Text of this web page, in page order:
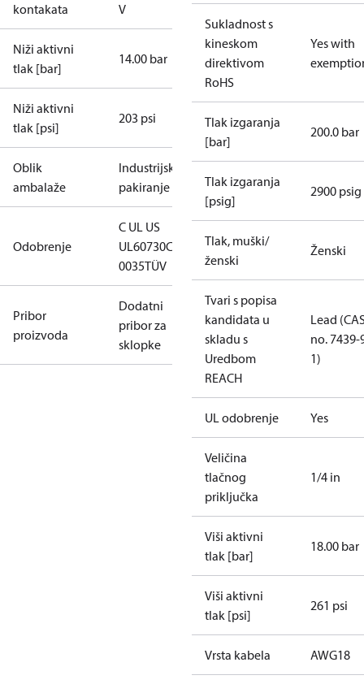
kontakata
V
Niži aktivni
tlak [bar]
14.00 bar
Niži aktivni
tlak [psi]
203 psi
Oblik
ambalaže
Industrijsko
pakiranje
Odobrenje
C UL US
UL60730CE
0035TÜV
Pribor
proizvoda
Dodatni
pribor za
sklopke
Sukladnost s
kineskom
direktivom
RoHS
Yes with
Tlak izgaranja
[bar]
200.0 bar
Tlak izgaranja
[psig]
2900 psig
Tlak, muški/
ženski
Ženski
Tvari s popisa
kandidata u
skladu s
Uredbom
REACH
Lead
no. 7439-
1)
UL odobrenje Yes
Veličina
tlačnog
priključka
1/4 in
Viši aktivni
tlak [bar]
18.00 bar
Viši aktivni
tlak [psi]
261 psi
Vrsta kabela AWG18